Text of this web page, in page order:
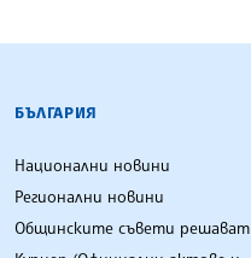
БЪЛГАРСКА
БЪЛГАРИЯ
Национални новини
Регионални новини
Общинските съвети решават